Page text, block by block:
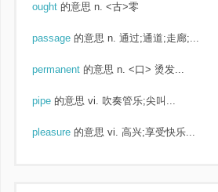
ought 的意思 n. <古>零
passage 的意思 n. 通过;通道;走廊;...
permanent 的意思 n. <口> 烫发...
pipe 的意思 vi. 吹奏管乐;尖叫...
pleasure 的意思 vi. 高兴;享受快乐...